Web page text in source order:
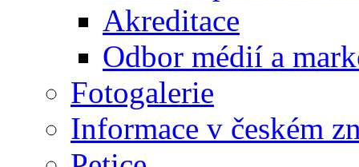
Akreditace
Odbor médií a
Fotogalerie
Informace v českém